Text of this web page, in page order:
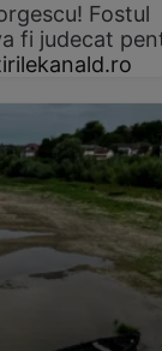
Fostul
fi judecat